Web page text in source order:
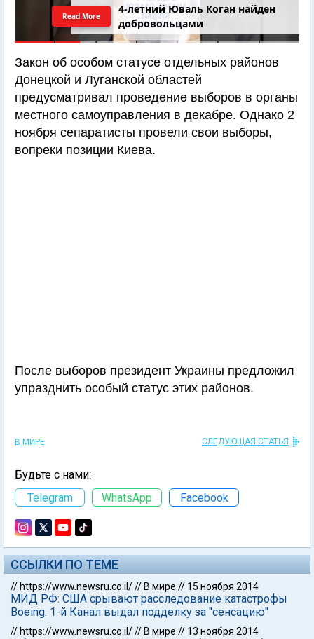
4-летний Юваль Коган найден
добровольцами
Read More
Закон об особом статусе отдельных районов
Донецкой и Луганской областей
предусматривал проведение выборов в органы
местного самоуправления в декабре. Однако 2
ноября сепаратисты провели свои выборы,
вопреки позиции Киева.
После выборов президент Украины предложил
упразднить особый статус этих районов.
В МИРЕ СЛЕДУЮЩАЯ СТАТЬЯ
Будьте с нами:
Telegram
WhatsApp Facebook
ССЫЛКИ ПО ТЕМЕ
// https://www.newsru.co.il/// В мире // 15 ноября 2014
МИД РФ: США срывают расследование катастрофы
Boeing. 1-й Канал выдал подделку за "сенсацию"
// https://www.newsru.co.il/// В мире // 13 ноября 2014